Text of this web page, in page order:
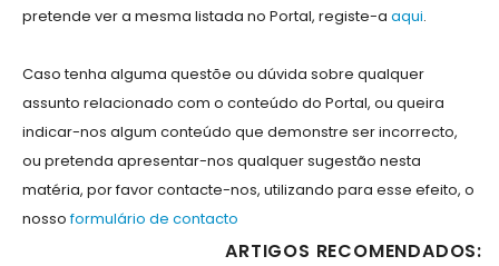
pretende ver a mesma listada no Portal, registe-a aqui.
Caso tenha alguma questõe ou dúvida sobre qualquer
assunto relacionado com o conteúdo do Portal, ou queira
indicar-nos algum conteúdo que demonstre ser incorrecto,
ou pretenda apresentar-nos qualquer sugestão nesta
matéria, por favor contacte-nos, utilizando para esse efeito, o
nossoformulário de contacto
ARTIGOS RECOMENDADOS: